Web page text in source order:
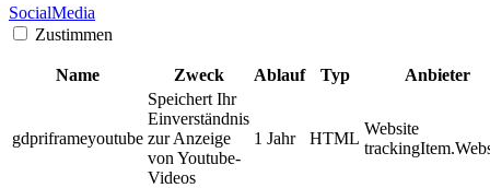
SocialMedia
Zustimmen
Name Zweck Ablauf Typ Anbieter
gdpriframeyoutube
Speichert Ihr
Einverständnis
zur Anzeige
von Youtube-
Videos
1 Jahr HTML
Website